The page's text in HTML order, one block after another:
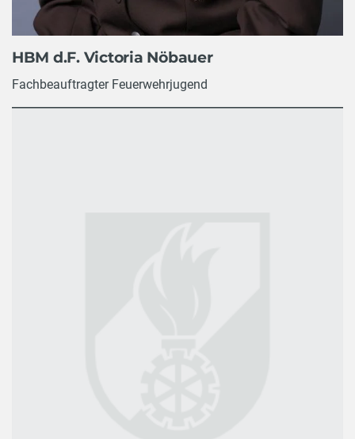
HBM d.F. Victoria Nöbauer
Fachbeauftragter Feuerwehrjugend